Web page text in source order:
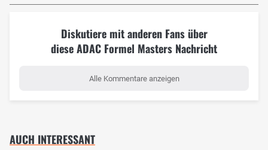
Diskutiere mit anderen Fans über
diese ADAC Formel Masters Nachricht
Alle Kommentare anzeigen
AUCH INTERESSANT